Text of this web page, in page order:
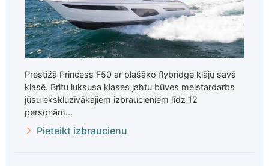
Prestižā Princess F50 ar plašāko flybridge klāju savā
klasē. Britu luksusa klases jahtu būves meistardarbs
jūsu ekskluzīvākajiem izbraucieniem līdz 12
personām...
Pieteikt izbraucienu